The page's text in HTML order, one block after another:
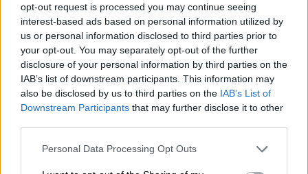
opt-out request is processed you may continue seeing
interest-based ads based on personal information utilized by
us or personal information disclosed to third parties prior to
your opt-out. You may separately opt-out of the further
disclosure of your personal information by third parties on the
IAB’s list of downstream participants. This information may
also be disclosed by us to third parties on the IAB’s List of
Downstream Participants that may further disclose it to other
Personal Data Processing Opt Outs